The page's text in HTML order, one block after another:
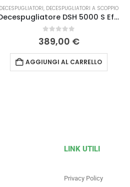
DECESPUGLIATORI, DECESPUGLIATORI A SCOPPIO
Decespugliatore DSH 5000 S Efco
0Su 5
389,00 €
AGGIUNGI AL CARRELLO
LINK UTILI
Privacy Policy